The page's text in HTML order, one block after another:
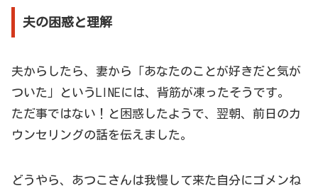
夫の困惑と理解
夫からしたら、妻から「あなたのことが好きだと気が
ついた」というLINEには、背筋が凍ったそうです。
ただ事ではない！と困惑したようで、翌朝、前日のカ
ウンセリングの話を伝えました。
どうやら、あつこさんは我慢して来た自分にゴメンね